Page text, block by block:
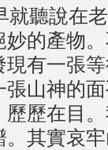
就聽說在
妙的產物
現有一張
張山神的
歷歷在目
。其實哀